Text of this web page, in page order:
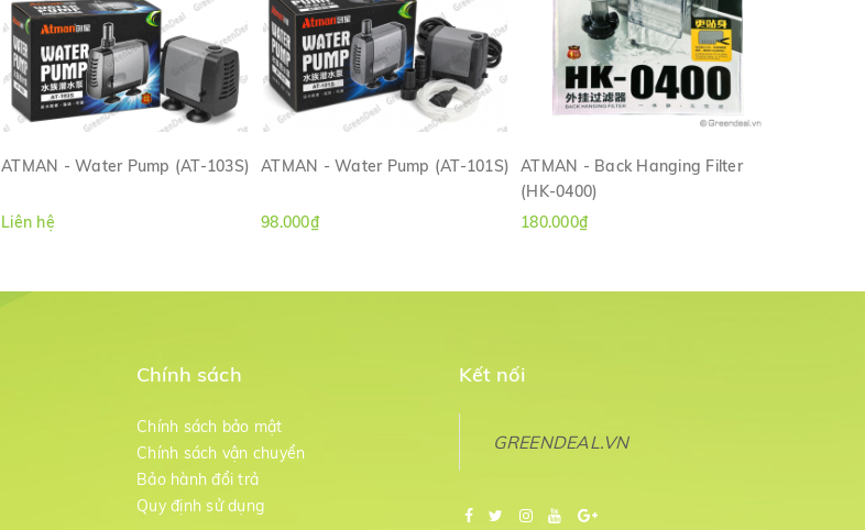
ATMAN - Water Pump (AT-103S)
Liên hệ
ATMAN - Water Pump (AT-101S)
98.000₫
ATMAN - Back Hanging Filter
(HK-0400)
180.000₫
Chính sách
Chính sách bảo mật
Chính sách vận chuyển
Bảo hành đổi trả
Quy định sử dụng
Kết nối
GREENDEAL.VN